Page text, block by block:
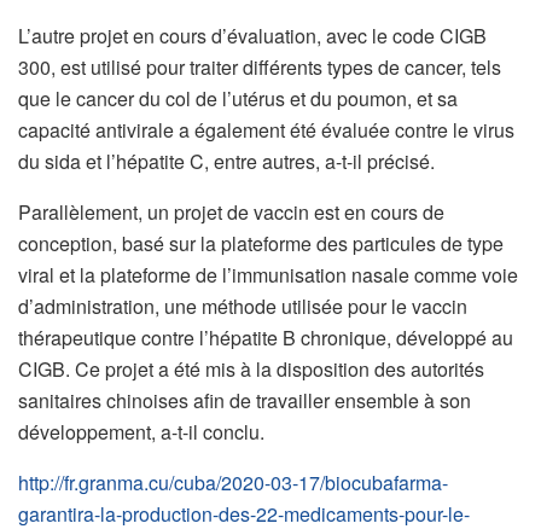
L’autre projet en cours d’évaluation, avec le code CIGB
300, est utilisé pour traiter différents types de cancer, tels
que le cancer du col de l’utérus et du poumon, et sa
capacité antivirale a également été évaluée contre le virus
du sida et l’hépatite C, entre autres, a-t-il précisé.
Parallèlement, un projet de vaccin est en cours de
conception, basé sur la plateforme des particules de type
viral et la plateforme de l’immunisation nasale comme voie
d’administration, une méthode utilisée pour le vaccin
thérapeutique contre l’hépatite B chronique, développé au
CIGB. Ce projet a été mis à la disposition des autorités
sanitaires chinoises afin de travailler ensemble à son
développement, a-t-il conclu.
http://fr.granma.cu/cuba/2020-03-17/biocubafarma-
garantira-la-production-des-22-medicaments-pour-le-